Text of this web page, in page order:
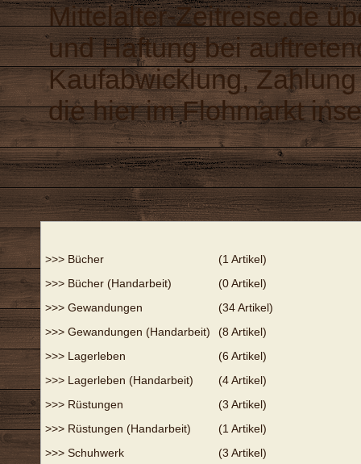
Mittelalter-Zeitreise.de
und Haftung bei
Kaufabwicklung,
die hier im Flohmarkt
>>> Bücher
(1 Artikel)
>>> Bücher (Handarbeit)
(0 Artikel)
>>> Gewandungen
(34 Artikel)
>>> Gewandungen (Handarbeit)
(8 Artikel)
>>> Lagerleben
(6 Artikel)
>>> Lagerleben (Handarbeit)
(4 Artikel)
>>> Rüstungen
(3 Artikel)
>>> Rüstungen (Handarbeit)
(1 Artikel)
>>> Schuhwerk
(3 Artikel)